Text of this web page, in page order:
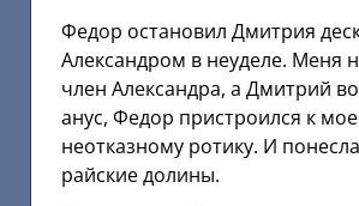
Федор остановил Дмитрия
Александром в неуделе. Меня
член Александра, а Дмитрий
анус, Федор пристроился к
неотказному ротику. И
райские долины.